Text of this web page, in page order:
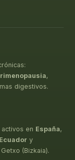
,
digestivos.
activos en España,
Ecuador y
(Bizkaia).